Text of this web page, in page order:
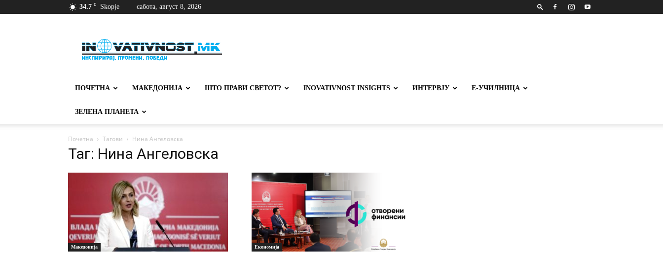
34.7 C Skopje сабота, август 8, 2026
ПОЧЕТНА МАКЕДОНИЈА ШТО ПРАВИ СВЕТОТ? INOVATIVNOST INSIGHTS ИНТЕРВЈУ Е-УЧИЛНИЦА
ЗЕЛЕНА ПЛАНЕТА
Почетна Тагови Нина Ангеловска
Таг: Нина Ангеловска
Македонија Економија